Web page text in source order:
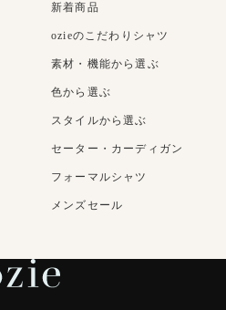
新着商品
ozieのこだわりシャツ
素材・機能から選ぶ
色から選ぶ
スタイルから選ぶ
セーター・カーディガン
フォーマルシャツ
メンズセール
袖・カフス型から選ぶ
ネクタイピン
カフスボタン